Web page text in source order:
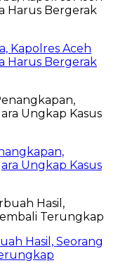
Kapolres Aceh
Harus Bergerak
Ungkap Kasus
Hasil, Seorang